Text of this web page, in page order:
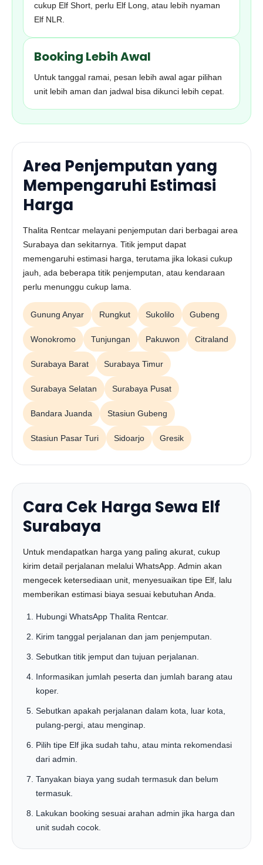
cukup Elf Short, perlu Elf Long, atau lebih nyaman
Elf NLR.
Booking Lebih Awal
Untuk tanggal ramai, pesan lebih awal agar pilihan
unit lebih aman dan jadwal bisa dikunci lebih cepat.
Area Penjemputan yang
Mempengaruhi Estimasi
Harga
Thalita Rentcar melayani penjemputan dari berbagai area
Surabaya dan sekitarnya. Titik jemput dapat
memengaruhi estimasi harga, terutama jika lokasi cukup
jauh, ada beberapa titik penjemputan, atau kendaraan
perlu menunggu cukup lama.
Gunung Anyar Rungkut Sukolilo Gubeng
Wonokromo Tunjungan Pakuwon Citraland
Surabaya Barat Surabaya Timur
Surabaya Selatan Surabaya Pusat
Bandara Juanda Stasiun Gubeng
Stasiun Pasar Turi Sidoarjo Gresik
Cara Cek Harga Sewa Elf
Surabaya
Untuk mendapatkan harga yang paling akurat, cukup
kirim detail perjalanan melalui WhatsApp. Admin akan
mengecek ketersediaan unit, menyesuaikan tipe Elf, lalu
memberikan estimasi biaya sesuai kebutuhan Anda.
Hubungi WhatsApp Thalita Rentcar.
Kirim tanggal perjalanan dan jam penjemputan.
Sebutkan titik jemput dan tujuan perjalanan.
Informasikan jumlah peserta dan jumlah barang atau
koper.
Sebutkan apakah perjalanan dalam kota, luar kota,
pulang-pergi, atau menginap.
Pilih tipe Elf jika sudah tahu, atau minta rekomendasi
dari admin.
Tanyakan biaya yang sudah termasuk dan belum
termasuk.
Lakukan booking sesuai arahan admin jika harga dan
unit sudah cocok.